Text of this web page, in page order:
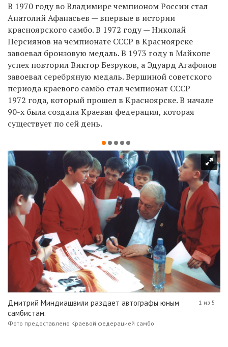
В 1970 году во Владимире чемпионом России стал
Анатолий Афанасьев — впервые в истории
красноярского самбо. В 1972 году — Николай
Персиянов на чемпионате СССР в Красноярске
завоевал бронзовую медаль. В 1973 году в Майкопе
успех повторил Виктор Безруков, а Эдуард Агафонов
завоевал серебряную медаль. Вершиной советского
периода краевого самбо стал чемпионат СССР
1972 года, который прошел в Красноярске. В начале
90-х была создана Краевая федерация, которая
существует по сей день.
Дмитрий Миндиашвили раздает автографы юным
самбистам.
Фото предоставлено Краевой федерацией самбо
1 из 5